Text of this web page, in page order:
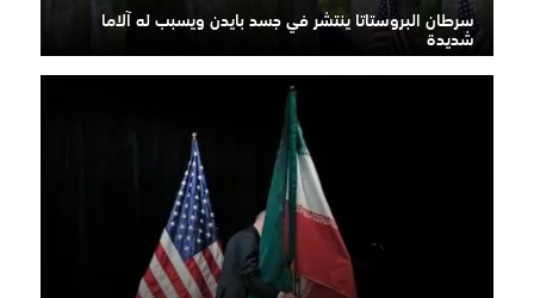
سرطان البروستاتا ينتشر في جسد بايدن ويسبب له آلاما
شديدة